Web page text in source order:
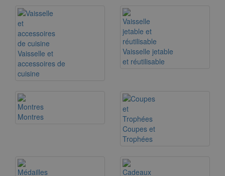
Vaisselle et
accessoires de
cuisine
Vaisselle jetable
et réutilisable
Montres
Coupes et
Trophées